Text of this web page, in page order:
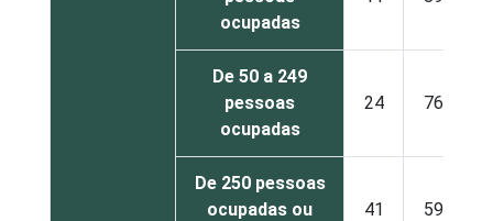
ocupadas
De 50 a 249
pessoas
ocupadas
24 76
De 250 pessoas
ocupadas ou
41 59